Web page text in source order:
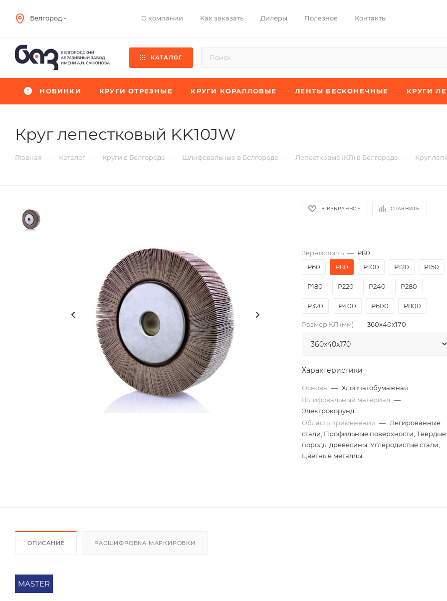
Белгород О компании Как заказать Дилеры Полезное Контакты
КАТАЛОГ
НОВИНКИ КРУГИ ОТРЕЗНЫЕ КРУГИ КОРАЛЛОВЫЕ ЛЕНТЫ БЕСКОНЕЧНЫЕ КРУГИ
Круг лепестковый KK10JW
Главная — Каталог — Круги в Белгороде — Шлифовальные в Белгороде — Лепестковые (КЛ) в Белгороде — Круг
В ИЗБРАННОЕ СРАВНИТЬ
Зернистость — P80
P60
P80 P100 P120 P150
P180 P220 P240 P280
P320 P400 P600 P800
Размер КЛ (мм) — 360x40x170
Характеристики
Основа — Хлопчатобумажная
Шлифовальный материал —
Электрокорунд
Область применения — Легированные
стали, Профильные поверхности, Твердые
породы древесины, Углеродистые стали,
Цветные металлы
ОПИСАНИЕ РАСШИФРОВКА МАРКИРОВКИ
MASTER